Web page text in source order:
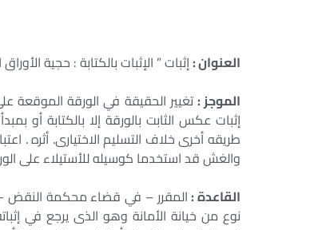
العنوان :إثبات ” الإثبات بالكتابة : حجية الأوراق
الموجز :تغيير الحقيقة في الورقة الموقعة
إثبات عكس الثابت بالورقة إلا بالكتابة أو
طريقه أخرى خلاف التسليم الاختيارى. أثره .
والغش قد استخدما كوسيله للأستيلاء على
القاعدة :المقرر – في قضاء محكمة النقض –
نوع من خيانة الأمانة وهو الذى يرجع في